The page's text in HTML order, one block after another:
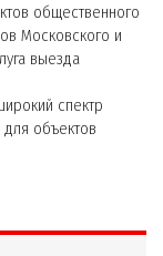
общественного
Московского и
выезда
спектр
для объектов